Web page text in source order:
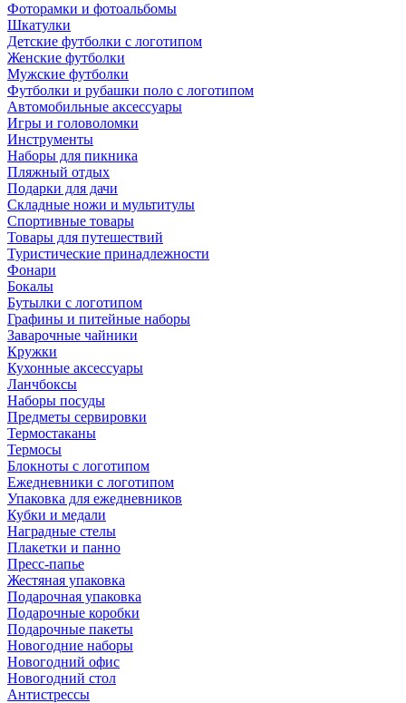
Фоторамки и фотоальбомы
Шкатулки
Детские футболки с логотипом
Женские футболки
Мужские футболки
Футболки и рубашки поло с логотипом
Автомобильные аксессуары
Игры и головоломки
Инструменты
Наборы для пикника
Пляжный отдых
Подарки для дачи
Складные ножи и мультитулы
Спортивные товары
Товары для путешествий
Туристические принадлежности
Фонари
Бокалы
Бутылки с логотипом
Графины и питейные наборы
Заварочные чайники
Кружки
Кухонные аксессуары
Ланчбоксы
Наборы посуды
Предметы сервировки
Термостаканы
Термосы
Блокноты с логотипом
Ежедневники с логотипом
Упаковка для ежедневников
Кубки и медали
Наградные стелы
Плакетки и панно
Пресс-папье
Жестяная упаковка
Подарочная упаковка
Подарочные коробки
Подарочные пакеты
Новогодние наборы
Новогодний офис
Новогодний стол
Антистрессы